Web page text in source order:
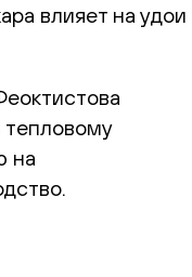
влияет на удои
на